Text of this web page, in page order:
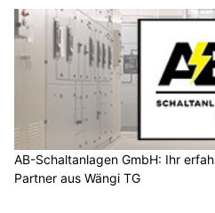
AB-Schaltanlagen GmbH: Ihr
Partner aus Wängi TG